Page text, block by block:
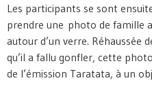
Les participants se sont
prendre une photo de famille
autour d’un verre. Réhaussée
qu’il a fallu gonfler, cette
de l’émission Taratata, à un